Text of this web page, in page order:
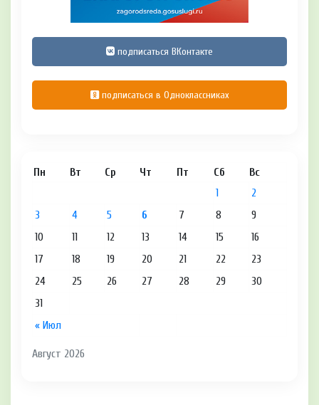
подписаться ВКонтакте
подписаться в Одноклассниках
Август 2026
Пн Вт Ср Чт Пт Сб Вс
« Июл
1
2
3
4 5 6 7 8
9
10
11 12 13 14 15
16
17
18 19 20 21 22
23
24
25 26 27 28 29
30
31